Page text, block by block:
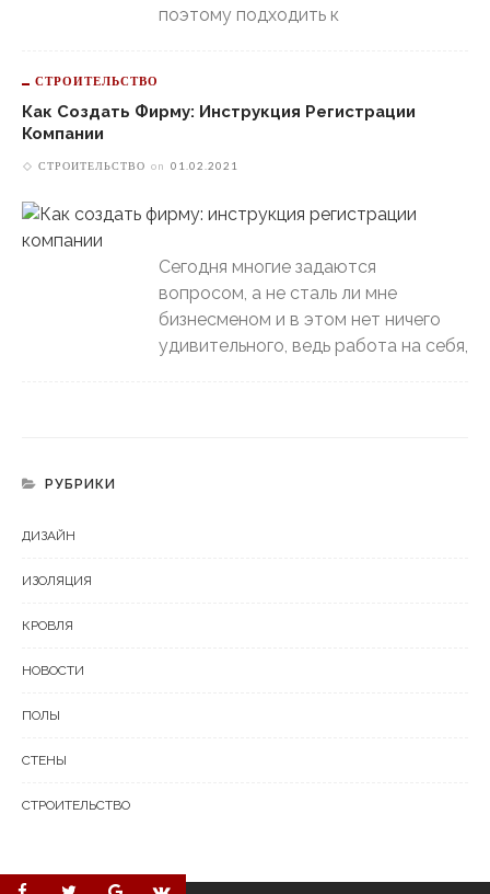
поэтому подходить к
СТРОИТЕЛЬСТВО
Как Создать Фирму: Инструкция Регистрации
Компании
СТРОИТЕЛЬСТВО on 01.02.2021
Сегодня многие задаются
вопросом, а не сталь ли мне
бизнесменом и в этом нет ничего
удивительного, ведь работа на себя,
РУБРИКИ
ДИЗАЙН
ИЗОЛЯЦИЯ
КРОВЛЯ
НОВОСТИ
ПОЛЫ
СТЕНЫ
СТРОИТЕЛЬСТВО